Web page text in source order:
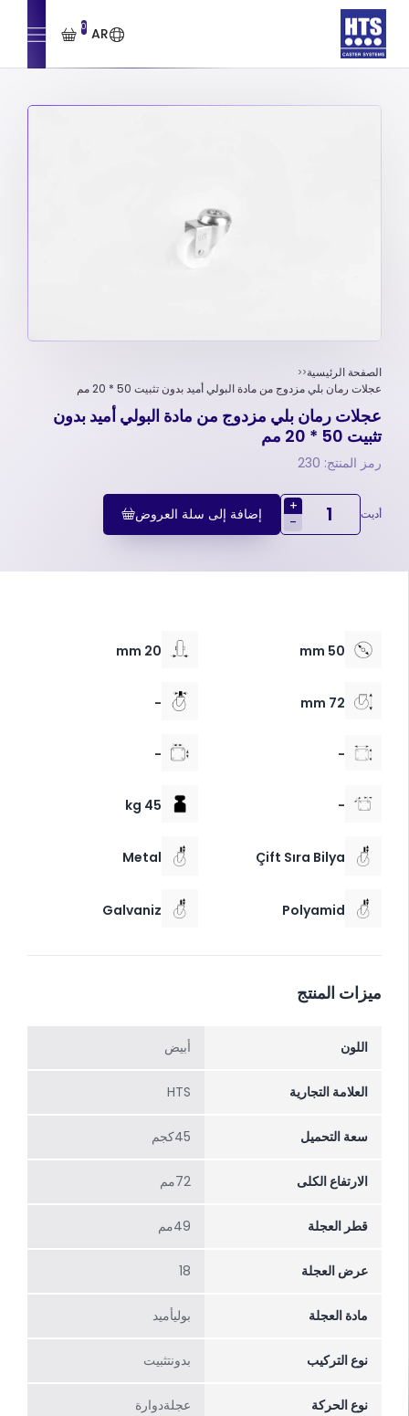
AR
0
الصفحة الرئيسية
عجلات رمان بلي مزدوج من مادة البولي أميد بدون تثبیت 50 * 20 مم
عجلات رمان بلي مزدوج من مادة البولي أميد بدون
تثبیت 50 * 20 مم
رمز المنتج: 230
أديت
+
-
إضافة إلى سلة العروض
50 mm
20 mm
72 mm
-
-
-
-
45 kg
Çift Sıra Bilya
Metal
Polyamid
Galvaniz
ميزات المنتج
اللون أبیض
العلامة التجارية HTS
سعة التحميل 45كجم
الارتفاع الکلی 72مم
قطر العجلة 49مم
عرض العجلة 18
مادة العجلة بوليأميد
نوع التركيب بدونتثبیت
نوع الحركة عجلةدوارة